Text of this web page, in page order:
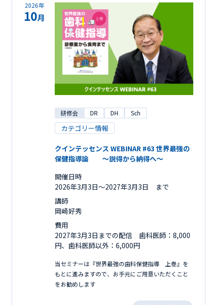
2026年
10月
研修会 DR DH Sch
カテゴリー情報
クインテッセンス WEBINAR #63 世界最強の
保健指導論 ～説得から納得へ～
開催日時
2026年3月3日〜2027年3月3日 まで
講師
岡崎好秀
費用
2027年3月3日までの配信 歯科医師：8,000
円、歯科医師以外：6,000円
当セミナーは『世界最強の歯科保健指導 上巻』を
もとに進みますので、お手元にご用意いただくこと
をお勧めします